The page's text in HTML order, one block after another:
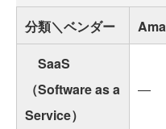
分類＼ベンダー
SaaS
（Software as a
Service）
―